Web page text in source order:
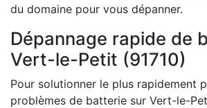
du domaine pour vous dépanner.
Dépannage rapide de
Vert-le-Petit (91710)
Pour solutionner le plus rapidement
problèmes de batterie sur Vert-le-